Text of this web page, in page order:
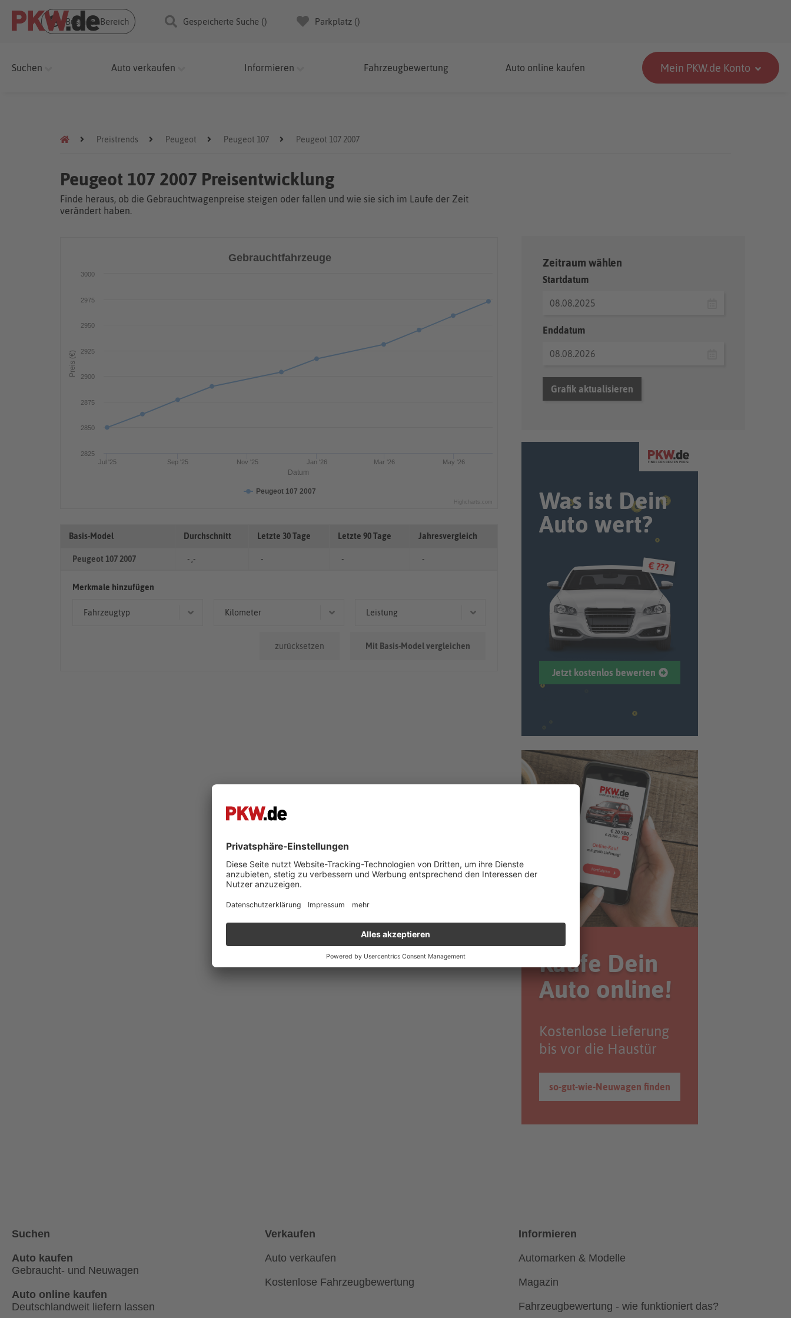
Business Bereich Gespeicherte Suche () Parkplatz ()
Suchen Auto verkaufen Informieren Fahrzeugbewertung Auto online kaufen Mein PKW.de Konto
Preistrends Peugeot Peugeot 107 Peugeot 107 2007
Peugeot 107 2007 Preisentwicklung
Finde heraus, ob die Gebrauchtwagenpreise steigen oder fallen und wie sie sich im Laufe der Zeit
verändert haben.
Datum
Preis (€)
Gebrauchtfahrzeuge
Peugeot 107 2007
Jul '25 Sep '25 Nov '25 Jan '26 Mar '26 May '26
2825
2850
2875
2900
2925
2950
2975
3000
Highcharts.com
Basis-Model Durchschnitt Letzte 30 Tage Letzte 90 Tage Jahresvergleich
Peugeot 107 2007 - ,- - - -
Merkmale hinzufügen
Fahrzeugtyp Kilometer Leistung
zurücksetzen
Mit Basis-Model vergleichen
Zeitraum wählen
Startdatum
Enddatum
Grafik aktualisieren
Was ist Dein
Auto wert?
€ ???
Jetzt kostenlos bewerten
Kaufe Dein
Auto online!
Kostenlose Lieferung
bis vor die Haustür
so-gut-wie-Neuwagen finden
Suchen
Auto kaufen
Gebraucht- und Neuwagen
Auto online kaufen
Deutschlandweit liefern lassen
Verkaufen
Auto verkaufen
Kostenlose Fahrzeugbewertung
Informieren
Automarken & Modelle
Magazin
Fahrzeugbewertung - wie funktioniert das?